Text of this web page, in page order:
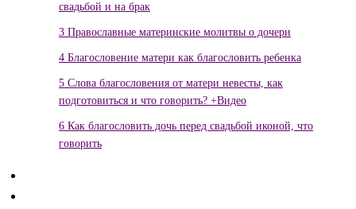
свадьбой и на брак
3 Православные материнские молитвы о дочери
4 Благословение матери как благословить ребенка
5 Слова благословения от матери невесты, как
подготовиться и что говорить? +Видео
6 Как благословить дочь перед свадьбой иконой, что
говорить